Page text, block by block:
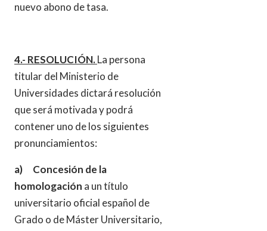
nuevo abono de tasa.
4.- RESOLUCIÓN.La persona
titular del Ministerio de
Universidades dictará resolución
que será motivada y podrá
contener uno de los siguientes
pronunciamientos:
a) Concesión de la
homologación a un título
universitario oficial español de
Grado o de Máster Universitario,